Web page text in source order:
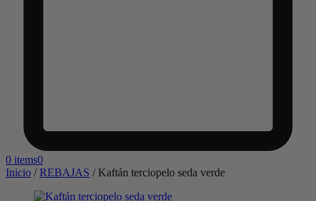
0 items0
Inicio /REBAJAS /Kaftán terciopelo seda verde